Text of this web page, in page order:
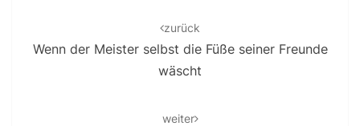
zurück
Wenn der Meister selbst die Füße seiner Freunde
wäscht
weiter